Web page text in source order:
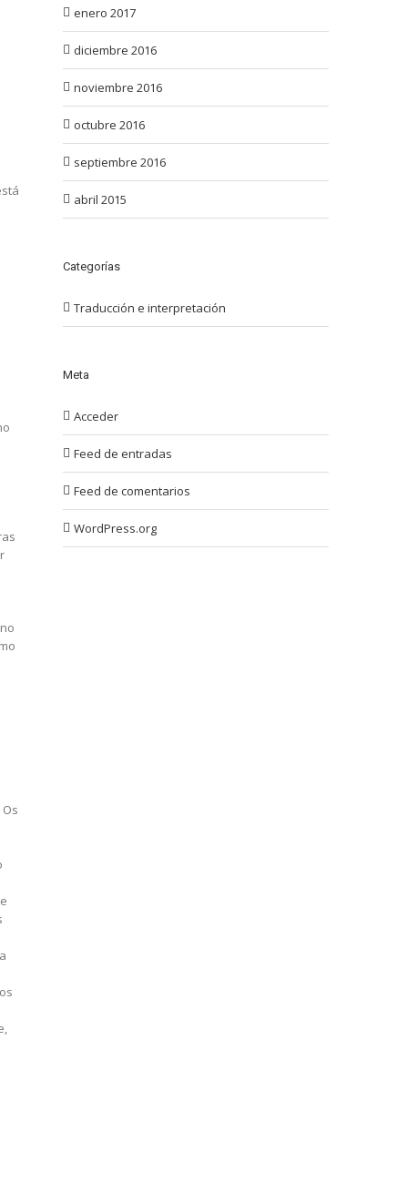
enero 2017
diciembre 2016
noviembre 2016
octubre 2016
septiembre 2016
abril 2015
Categorías
Traducción e interpretación
Meta
Acceder
Feed de entradas
Feed de comentarios
WordPress.org